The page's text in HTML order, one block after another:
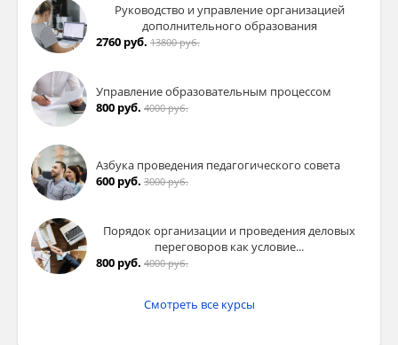
Руководство и управление организацией
дополнительного образования
2760 руб. 13800 руб.
Управление образовательным процессом
800 руб. 4000 руб.
Азбука проведения педагогического совета
600 руб. 3000 руб.
Порядок организации и проведения деловых
переговоров как условие...
800 руб. 4000 руб.
Смотреть все курсы